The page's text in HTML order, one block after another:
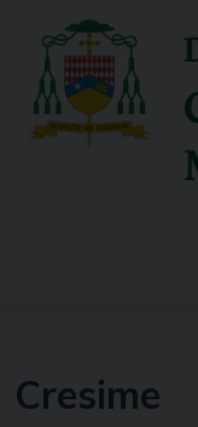
content
Cresime